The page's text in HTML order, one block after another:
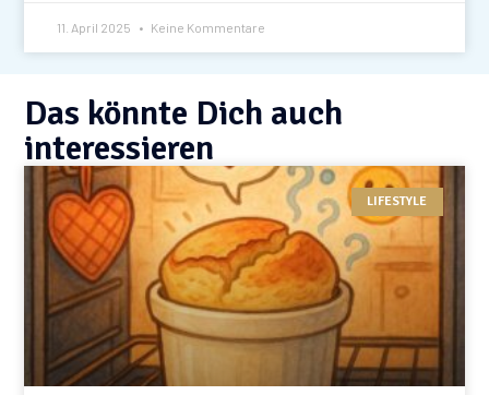
11. April 2025 Keine Kommentare
Das könnte Dich auch
interessieren
LIFESTYLE